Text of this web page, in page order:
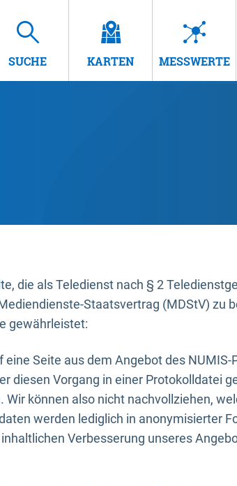
SUCHE KARTEN MESSWERTE
die als Teledienst nach § 2
Staatsvertrag (MDStV) zu
gewährleistet:
Seite aus dem Angebot des NUMIS-
diesen Vorgang in einer Protokolldatei
Wir können also nicht nachvollziehen,
werden lediglich in anonymisierter
Verbesserung unseres